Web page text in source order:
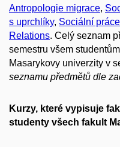
Antropologie migrace,
s uprchlíky, Sociální
Relations. Celý seznam
semestru všem
Masarykovy univerzity v
seznamu předmětů dle
Kurzy, které vypisuje
studenty všech fakult